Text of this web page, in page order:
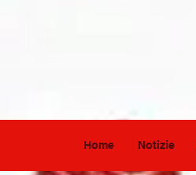
Home Notizie